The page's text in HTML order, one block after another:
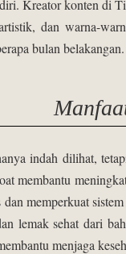
Kreator konten di
dan warna-
bulan belakangan.
indah dilihat,
membantu
memperkuat
lemak sehat dari
menjaga